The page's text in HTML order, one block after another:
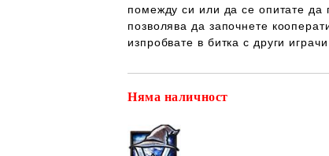
помежду си или да се опитате да
позволява да започнете
изпробвате в битка с други
Няма наличност